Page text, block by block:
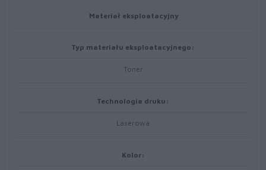
Materiał eksploatacyjny
Typ materiału eksploatacyjnego:
Toner
Technologia druku:
Laserowa
Kolor: